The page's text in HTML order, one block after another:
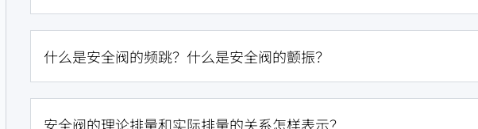
什么是安全阀的频跳？什么是安全阀的颤振？
安全阀的理论排量和实际排量的关系怎样表示？